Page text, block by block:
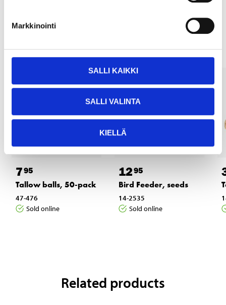
Markkinointi
SALLI KAIKKI
SALLI VALINTA
KIELLÄ
Other customers also bought
795
Tallow balls, 50-pack
47-476
Sold online
1295
Bird Feeder, seeds
14-2535
Sold online
Related products